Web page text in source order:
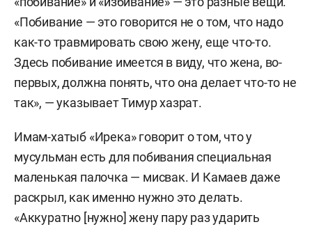
«Побивание — это говорится не о том, что надо
как-то травмировать свою жену, еще что-то.
Здесь побивание имеется в виду, что жена, во-
первых, должна понять, что она делает что-то не
так», — указывает Тимур хазрат.
Имам-хатыб «Ирека» говорит о том, что у
мусульман есть для побивания специальная
маленькая палочка — мисвак. И Камаев даже
раскрыл, как именно нужно это делать.
«Аккуратно [нужно] жену пару раз ударить